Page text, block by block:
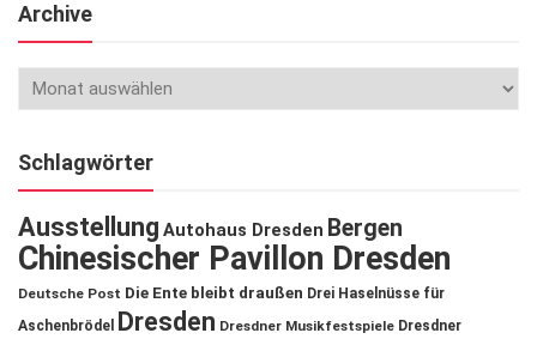
Archive
Schlagwörter
Ausstellung Autohaus Dresden Bergen
Chinesischer Pavillon Dresden
Deutsche Post Die Ente bleibt draußen Drei Haselnüsse für
Aschenbrödel
Dresden Dresdner Musikfestspiele Dresdner